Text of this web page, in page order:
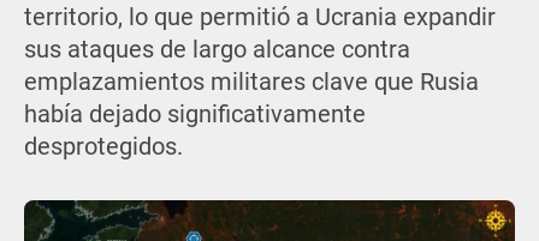
territorio, lo que permitió a Ucrania expandir
sus ataques de largo alcance contra
emplazamientos militares clave que Rusia
había dejado significativamente
desprotegidos.